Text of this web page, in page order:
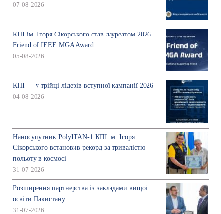
07-08-2026
КПІ ім. Ігоря Сікорського став лауреатом 2026
Friend of IEEE MGA Award
05-08-2026
КПІ — у трійці лідерів вступної кампанії 2026
04-08-2026
Наносупутник PolyITAN-1 КПІ ім. Ігоря
Сікорського встановив рекорд за тривалістю
польоту в космосі
31-07-2026
Розширення партнерства із закладами вищої
освіти Пакистану
31-07-2026